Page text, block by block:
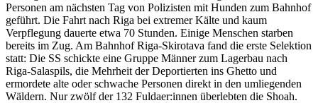
Personen am nächsten Tag von Polizisten mit Hunden zum Bahnhof
geführt. Die Fahrt nach Riga bei extremer Kälte und kaum
Verpflegung dauerte etwa 70 Stunden. Einige Menschen starben
bereits im Zug. Am Bahnhof Riga-Skirotava fand die erste Selektion
statt: Die SS schickte eine Gruppe Männer zum Lagerbau nach
Riga-Salaspils, die Mehrheit der Deportierten ins Ghetto und
ermordete alte oder schwache Personen direkt in den umliegenden
Wäldern. Nur zwölf der 132 Fuldaer:innen überlebten die Shoah.